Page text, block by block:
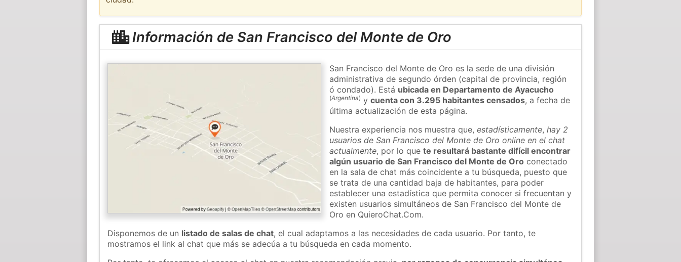
Información de San Francisco del Monte de Oro
San Francisco del Monte de Oro es la sede de una división
administrativa de segundo órden (capital de provincia, región
ó condado). Está ubicada en Departamento de Ayacucho
(Argentina) ycuenta con 3.295 habitantes censados, a fecha de
última actualización de esta página.
Nuestra experiencia nos muestra que,estadísticamente,hay 2
usuarios de San Francisco del Monte de Oro online en el chat
actualmente, por lo quete resultará bastante difícil encontrar
algún usuario de San Francisco del Monte de Oro conectado
en la sala de chat más coincidente a tu búsqueda, puesto que
se trata de una cantidad baja de habitantes, para poder
establecer una estadística que permita conocer si frecuentan y
existen usuarios simultáneos de San Francisco del Monte de
Oro en QuieroChat.Com.
Disponemos de un listado de salas de chat, el cual adaptamos a las necesidades de cada usuario. Por tanto, te
mostramos el link al chat que más se adecúa a tu búsqueda en cada momento.